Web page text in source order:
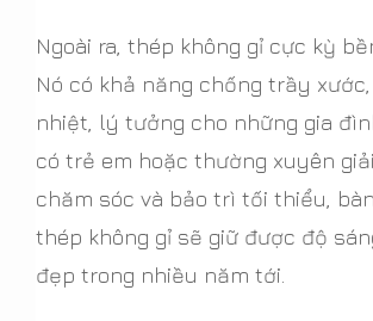
Ngoài ra, thép không gỉ cực kỳ
Nó có khả năng chống trầy
nhiệt, lý tưởng cho những gia
có trẻ em hoặc thường xuyên
chăm sóc và bảo trì tối thiểu,
thép không gỉ sẽ giữ được độ
đẹp trong nhiều năm tới.